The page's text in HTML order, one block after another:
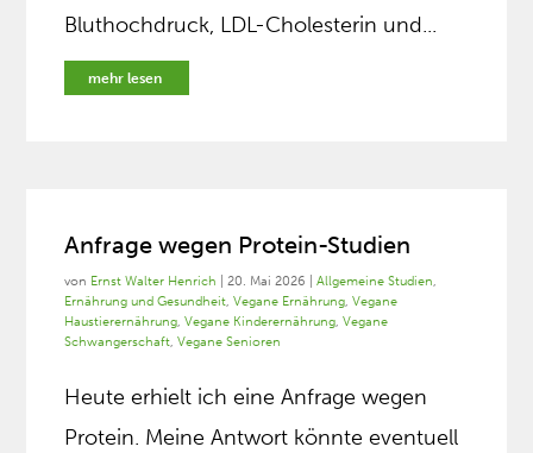
Bluthochdruck, LDL-Cholesterin und...
mehr lesen
Anfrage wegen Protein-Studien
von Ernst Walter Henrich |20. Mai 2026 |Allgemeine Studien,
Ernährung und Gesundheit,Vegane Ernährung,Vegane
Haustierernährung,Vegane Kinderernährung,Vegane
Schwangerschaft,Vegane Senioren
Heute erhielt ich eine Anfrage wegen
Protein. Meine Antwort könnte eventuell